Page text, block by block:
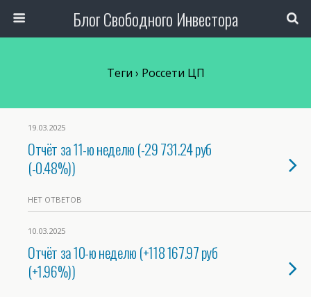
Блог Свободного Инвестора
Теги › Россети ЦП
19.03.2025
Отчёт за 11-ю неделю (-29 731.24 руб
(-0.48%))
НЕТ ОТВЕТОВ
10.03.2025
Отчёт за 10-ю неделю (+118 167.97 руб
(+1.96%))